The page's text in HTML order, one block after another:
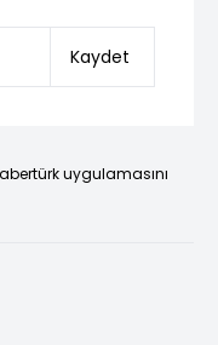
Kaydet
uygulamasını